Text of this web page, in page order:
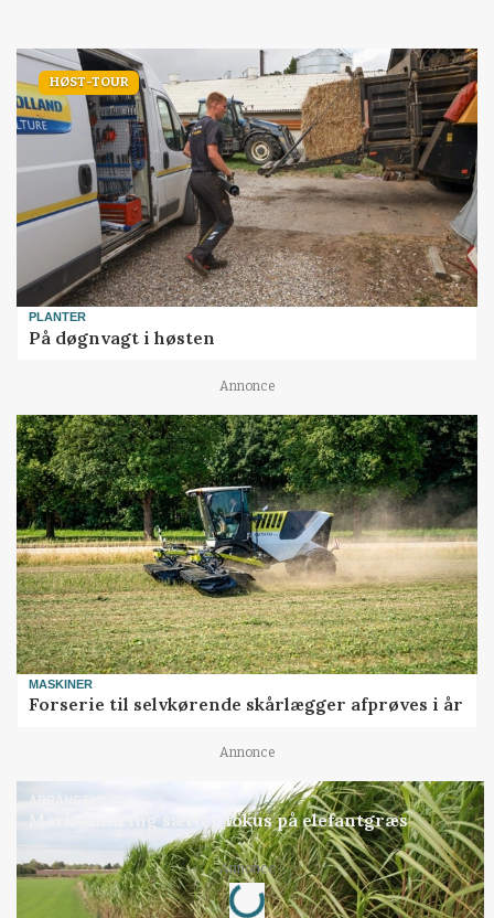
HØST-TOUR
PLANTER
På døgnvagt i høsten
Annonce
MASKINER
Forserie til selvkørende skårlægger afprøves i år
Annonce
ARRANGEMENT
Markvandring sætter fokus på elefantgræs
Annonce
Loading...